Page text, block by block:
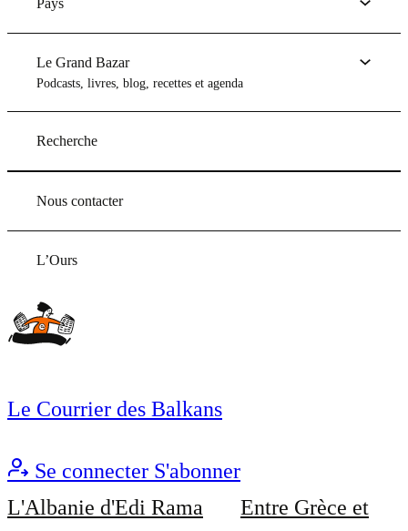
Pays
Le Grand Bazar
Podcasts, livres, blog, recettes et agenda
Recherche
Nous contacter
L’Ours
Le Courrier des Balkans
Se connecter S'abonner
L'Albanie d'Edi Rama
Entre Grèce et